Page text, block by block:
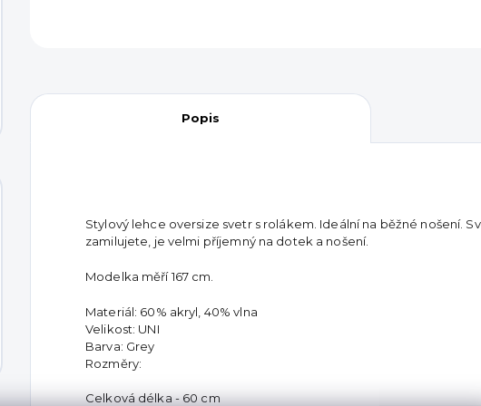
Popis
Stylový lehce oversize svetr s rolákem. Ideální na běžné nošení.
zamilujete, je velmi příjemný na dotek a nošení.
Modelka měří 167 cm.
Materiál: 60% akryl, 40% vlna
Velikost: UNI
Barva: Grey
Rozměry:
Celková délka - 60 cm